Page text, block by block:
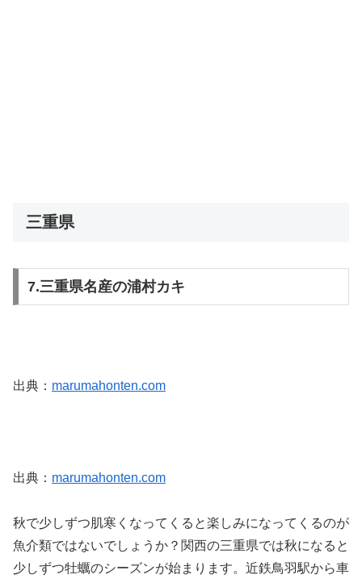
三重県
7.三重県名産の浦村カキ
出典： marumahonten.com
出典： marumahonten.com
秋で少しずつ肌寒くなってくると楽しみになってくるのが
魚介類ではないでしょうか？関西の三重県では秋になると
少しずつ牡蠣のシーズンが始まります。近鉄鳥羽駅から車